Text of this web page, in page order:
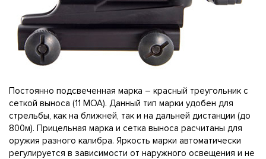
Постоянно подсвеченная марка – красный треугольник с
сеткой выноса (11 MOA). Данный тип марки удобен для
стрельбы, как на ближней, так и на дальней дистанции (до
800м). Прицельная марка и сетка выноса расчитаны для
оружия разного калибра. Яркость марки автоматически
регулируется в зависимости от наружного освещения и не